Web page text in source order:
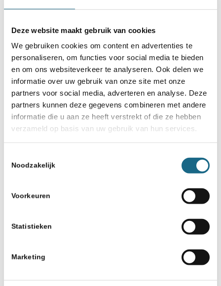
Deze website maakt gebruik van cookies
We gebruiken cookies om content en advertenties te
personaliseren, om functies voor social media te bieden
en om ons websiteverkeer te analyseren. Ook delen we
informatie over uw gebruik van onze site met onze
partners voor social media, adverteren en analyse. Deze
partners kunnen deze gegevens combineren met andere
informatie die u aan ze heeft verstrekt of die ze hebben
verzameld op basis van uw gebruik van hun services.
Noodzakelijk
Voorkeuren
Statistieken
Marketing